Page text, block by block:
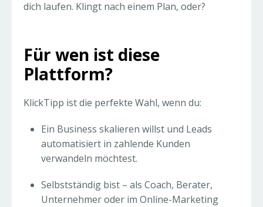
dich laufen. Klingt nach einem Plan, oder?
Für wen ist diese
Plattform?
KlickTipp ist die perfekte Wahl, wenn du:
Ein Business skalieren willst und Leads
automatisiert in zahlende Kunden
verwandeln möchtest.
Selbstständig bist – als Coach, Berater,
Unternehmer oder im Online-Marketing